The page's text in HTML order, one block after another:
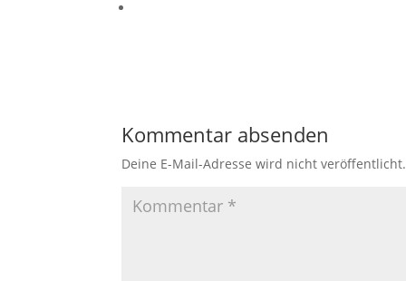
Kommentar absenden
Deine E-Mail-Adresse wird nicht veröffentlicht.